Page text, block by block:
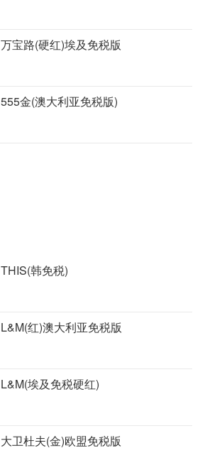
万宝路(硬红)埃及免税版
555金(澳大利亚免税版)
THIS(韩免税)
L&M(红)澳大利亚免税版
L&M(埃及免税硬红)
大卫杜夫(金)欧盟免税版